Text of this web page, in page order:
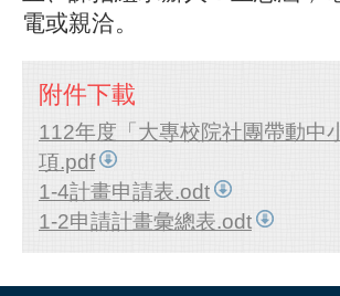
電或親洽。
附件下載
112年度「大專校院社團帶動中
項.pdf
1-4計畫申請表.odt
1-2申請計畫彙總表.odt